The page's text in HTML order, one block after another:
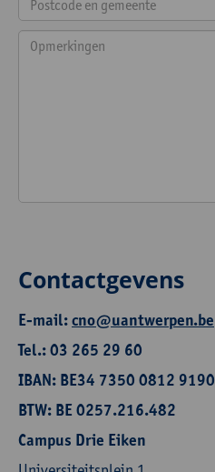
Contactgevens
E-mail:cno@uantwerpen.be
Tel.: 03 265 29 60
IBAN: BE34 7350 0812 9190
BTW: BE 0257.216.482
Campus Drie Eiken